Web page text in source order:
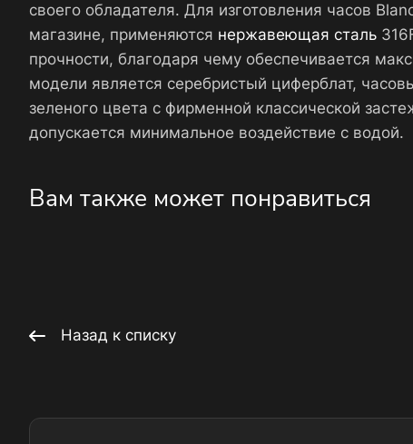
своего обладателя. Для изготовления часов
магазине, применяются нержавеющая сталь
прочности, благодаря чему обеспечивается
модели является серебристый циферблат,
зеленого цвета с фирменной классической
допускается минимальное воздействие с водой.
Вам также может понравиться
Назад к списку